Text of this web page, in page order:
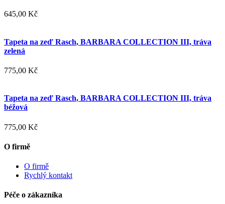
645,00 Kč
Tapeta na zeď Rasch, BARBARA COLLECTION III, tráva
zelená
775,00 Kč
Tapeta na zeď Rasch, BARBARA COLLECTION III, tráva
béžová
775,00 Kč
O firmě
O firmě
Rychlý kontakt
Péče o zákazníka